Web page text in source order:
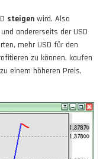
steigen wird. Also
andererseits der USD
mehr USD für den
zu können, kaufen
einem höheren Preis,